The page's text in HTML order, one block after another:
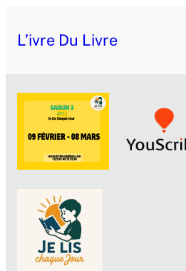
L’ivre Du Livre